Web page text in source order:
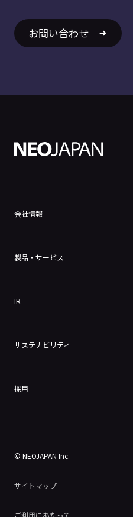
お問い合わせ
会社情報
製品・サービス
IR
サステナビリティ
採用
© NEOJAPAN Inc.
サイトマップ
ご利用にあたって